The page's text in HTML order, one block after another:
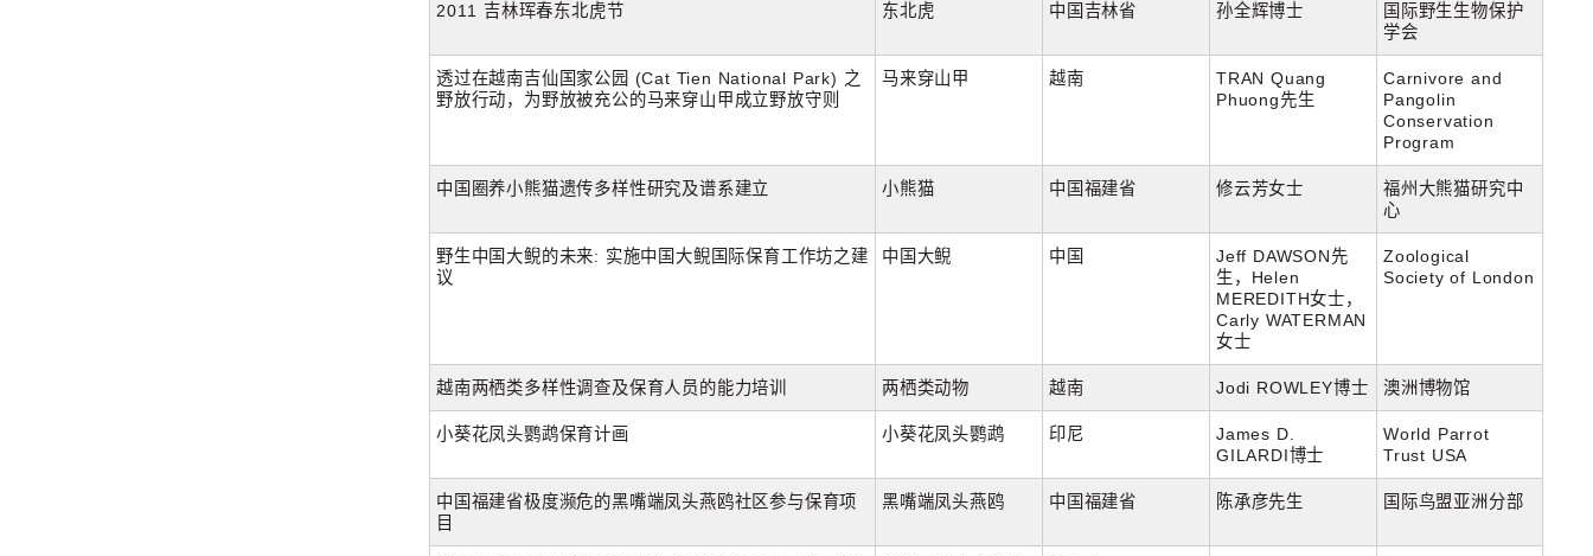
2011 吉林珲春东北虎节 东北虎 中国吉林省 孙全辉博士
国际野生生物保护
学会
透过在越南吉仙国家公园 (Cat Tien National Park) 之
野放行动，为野放被充公的马来穿山甲成立野放守则
马来穿山甲 越南
TRAN Quang
Phuong先生
Carnivore and
Pangolin
Conservation
Program
中国圈养小熊猫遗传多样性研究及谱系建立 小熊猫 中国福建省 修云芳女士
福州大熊猫研究中
心
野生中国大鲵的未来: 实施中国大鲵国际保育工作坊之建
议
中国大鲵 中国
Jeff DAWSON先
生，Helen
MEREDITH女士，
Carly WATERMAN
女士
Zoological
Society of London
越南两栖类多样性调查及保育人员的能力培训 两栖类动物 越南 Jodi ROWLEY博士 澳洲博物馆
小葵花凤头鹦鹉保育计画 小葵花凤头鹦鹉 印尼
James D.
GILARDI博士
World Parrot
Trust USA
中国福建省极度濒危的黑嘴端凤头燕鸥社区参与保育项
目
黑嘴端凤头燕鸥 中国福建省 陈承彦先生 国际鸟盟亚洲分部